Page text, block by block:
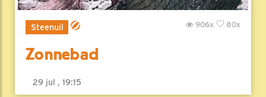
Steenuil 80x
906x
Zonnebad
29 jul , 19:15